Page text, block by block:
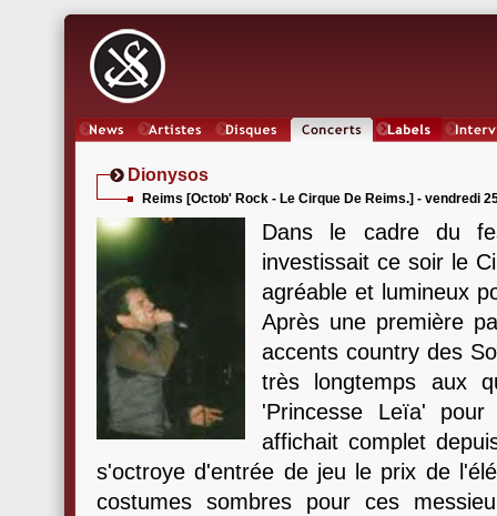
Dionysos
Reims [Octob' Rock - Le Cirque De Reims.] - vendredi
Dans le cadre du
investissait ce soir le
agréable et lumineux
Après une première
accents country des
très longtemps aux
'Princesse Leïa'
affichait complet
s'octroye d'entrée de jeu le prix de
costumes sombres pour ces